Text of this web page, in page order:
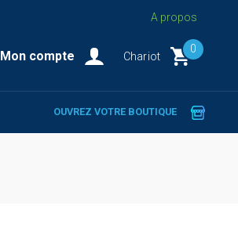
A propos
Mon compte Chariot
0
OUVREZ VOTRE BOUTIQUE